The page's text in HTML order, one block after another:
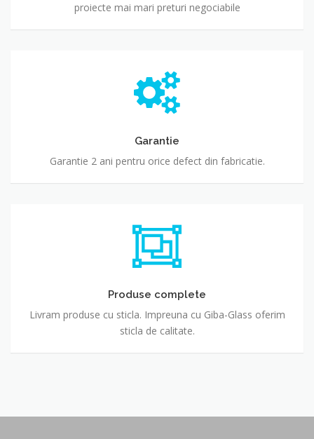
proiecte mai mari preturi negociabile
Garantie
Garantie 2 ani pentru orice defect din fabricatie.
Produse complete
Livram produse cu sticla. Impreuna cu Giba-Glass oferim
sticla de calitate.